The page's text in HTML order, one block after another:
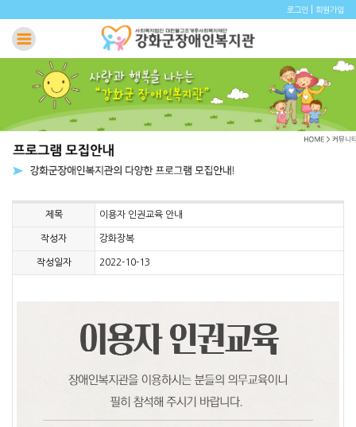
로그인 회원가입
제목 이용자 인권교육 안내
작성자 강화장복
작성일자 2022-10-13